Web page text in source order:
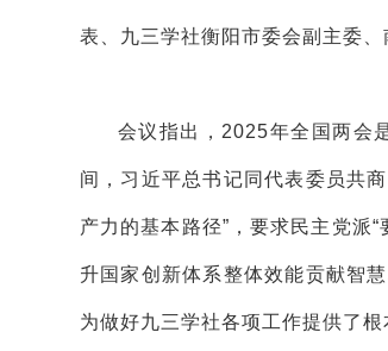
表、九三学社衡阳市委会副主委
会议指出，2025年全国两会
间，习近平总书记同代表委员共
产力的基本路径”，要求民主党派
升国家创新体系整体效能贡献智
为做好九三学社各项工作提供了根